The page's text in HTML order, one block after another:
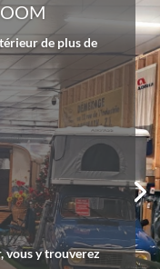
de plus de
vous y trouverez